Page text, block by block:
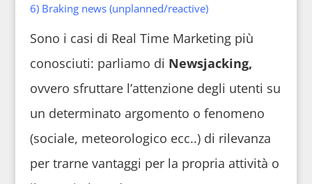
6) Braking news (unplanned/reactive)
Sono i casi di Real Time Marketing più
conosciuti: parliamo di Newsjacking,
ovvero sfruttare l’attenzione degli utenti su
un determinato argomento o fenomeno
(sociale, meteorologico ecc..) di rilevanza
per trarne vantaggi per la propria attività o